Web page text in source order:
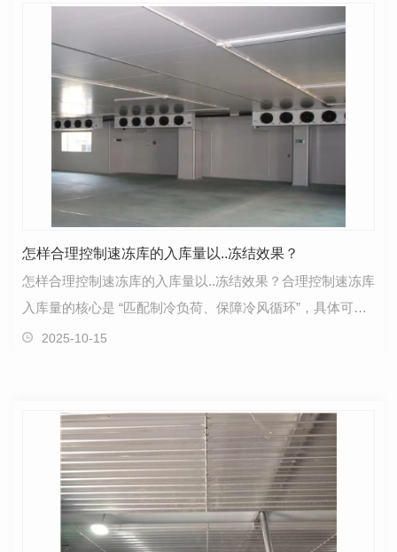
怎样合理控制速冻库的入库量以..冻结效果？
怎样合理控制速冻库的入库量以..冻结效果？合理控制速冻库
入库量的核心是 “匹配制冷负荷、保障冷风循环”，具体可通
过 “明确限额、科学摆放、动态调整” 三个步…
2025-10-15